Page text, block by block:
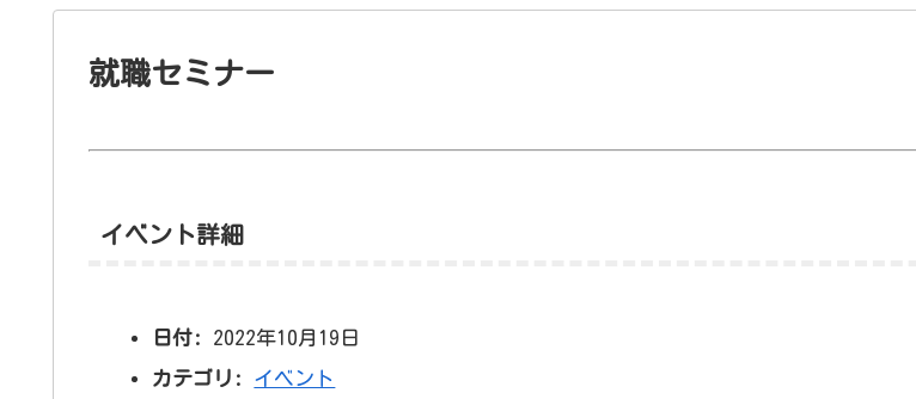
就職セミナー
イベント詳細
日付:
2022年10月19日
カテゴリ:
イベント